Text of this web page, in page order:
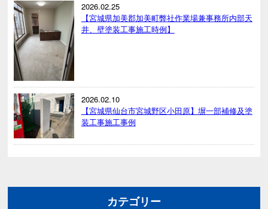
2026.02.25
【宮城県加美郡加美町弊社作業場兼事務所内部天
井、壁塗装工事施工時例】
2026.02.10
【宮城県仙台市宮城野区小田原】塀一部補修及塗
装工事施工事例
カテゴリー